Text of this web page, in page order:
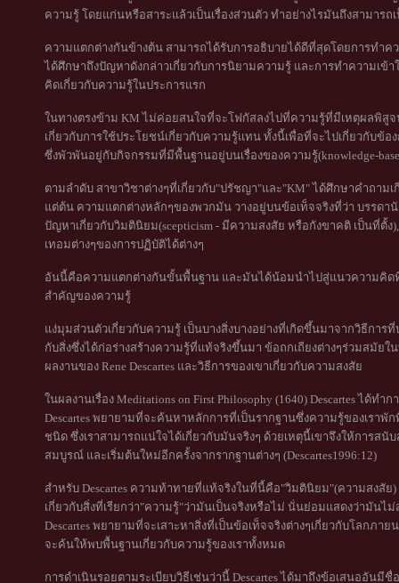
ความรู้ โดยแก่นหรือสาระแล้วเป็นเรื่องส่วนตัว ทำอย่างไรมันถึงสามาร
ความแตกต่างกันข้างต้น สามารถได้รับการอธิบายได้ดีที่สุดโดยการทำค
ได้ศึกษาถึงปัญหาดังกล่าวเกี่ยวกับการนิยามความรู้ และการทำความเข้
คิดเกี่ยวกับความรู้ในประการแรก
ในทางตรงข้าม KM ไม่ค่อยสนใจที่จะโฟกัสลงไปที่ความรู้ที่มีเหตุผลพิสู
เกี่ยวกับการใช้ประโยชน์เกี่ยวกับความรู้แทน ทั้งนี้เพื่อที่จะไปเกี่ยวกับข้
ซึ่งพัวพันอยู่กับกิจกรรมที่มีพื้นฐานอยู่บนเรื่องของความรู้(knowledge-
ตามลำดับ สาขาวิชาต่างๆที่เกี่ยวกับ"ปรัชญา"และ"KM" ได้ศึกษาคำถาม
แต่ต้น ความแตกต่างหลักๆของพวกมัน วางอยู่บนข้อเท็จจริงที่ว่า บรรดา
ปัญหาเกี่ยวกับวิมตินิยม(scepticism - มีความสงสัย หรือกังขาคติ เป็นที่ตั้
เทอมต่างๆของการปฏิบัติได้ต่างๆ
อันนี้คือความแตกต่างกันขั้นพื้นฐาน และมันได้น้อมนำไปสู่แนวความคิด
สำคัญของความรู้
แง่มุมส่วนตัวเกี่ยวกับความรู้ เป็นบางสิ่งบางอย่างที่เกิดขึ้นมาจากวิธีกา
กับสิ่งซึ่งได้ก่อร่างสร้างความรู้ที่แท้จริงขึ้นมา ข้อถกเถียงต่างๆร่วมสมัย
ผลงานของ Rene Descartes และวิธีการของเขาเกี่ยวกับความสงสัย
ในผลงานเรื่อง Meditations on First Philosophy (1640) Descartes ได้
Descartes พยายามที่จะค้นหาหลักการที่เป็นรากฐานซึ่งความรู้ของเรา
ชนิด ซึ่งเราสามารถแน่ใจได้เกี่ยวกับมันจริงๆ ด้วยเหตุนี้เขาจึงให้การส
สมบูรณ์ และเริ่มต้นใหม่อีกครั้งจากรากฐานต่างๆ (Descartes1996:12)
สำหรับ Descartes ความท้าทายที่แท้จริงในที่นี้คือ"วิมตินิยม"(ความสงสั
เกี่ยวกับสิ่งที่เรียกว่า"ความรู้"ว่ามันเป็นจริงหรือไม่ นั่นย่อมแสดงว่ามันไ
Descartes พยายามที่จะเสาะหาสิ่งที่เป็นข้อเท็จจริงต่างๆเกี่ยวกับโลกภ
จะค้นให้พบพื้นฐานเกี่ยวกับความรู้ของเราทั้งหมด
การดำเนินรอยตามระเบียบวิธีเช่นว่านี้ Descartes ได้มาถึงข้อเสนออันมีชื่